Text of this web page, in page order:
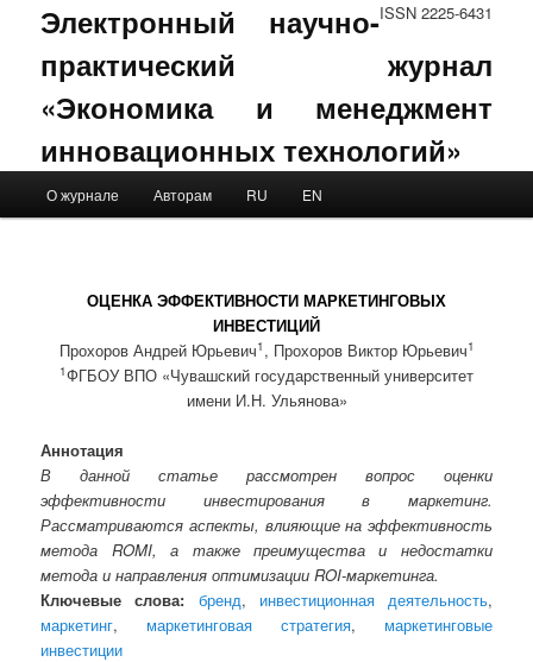
ISSN 2225-6431
Электронный научно-
практический журнал
«Экономика и менеджмент
инновационных технологий»
Skip to primary content
Skip to secondary content
О журнале Авторам RU EN
ОЦЕНКА ЭФФЕКТИВНОСТИ МАРКЕТИНГОВЫХ
ИНВЕСТИЦИЙ
Прохоров Андрей Юрьевич1 , Прохоров Виктор Юрьевич1
1ФГБОУ ВПО «Чувашский государственный университет
имени И.Н. Ульянова»
Аннотация
В данной статье рассмотрен вопрос оценки
эффективности инвестирования в маркетинг.
Рассматриваются аспекты, влияющие на эффективность
метода ROMI, а также преимущества и недостатки
метода и направления оптимизации ROI-маркетинга.
Ключевые слова:
бренд, инвестиционная деятельность,
маркетинг, маркетинговая стратегия, маркетинговые
инвестиции